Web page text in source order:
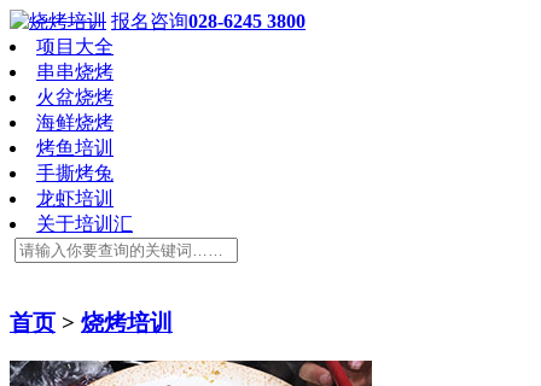
报名咨询028-6245 3800
项目大全
串串烧烤
火盆烧烤
海鲜烧烤
烤鱼培训
手撕烤兔
龙虾培训
关于培训汇
首页 > 烧烤培训